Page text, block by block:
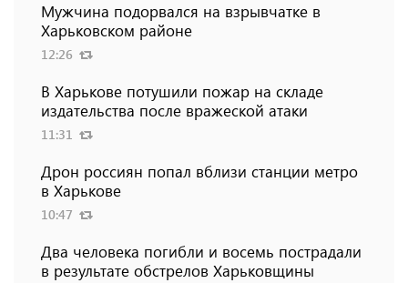
Мужчина подорвался на взрывчатке в
Харьковском районе
12:26
В Харькове потушили пожар на складе
издательства после вражеской атаки
11:31
Дрон россиян попал вблизи станции метро
в Харькове
10:47
Два человека погибли и восемь пострадали
в результате обстрелов Харьковщины